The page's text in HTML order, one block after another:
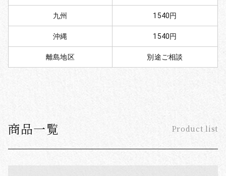
商品一覧 Product list
九州 1540円
沖縄 1540円
離島地区 別途ご相談